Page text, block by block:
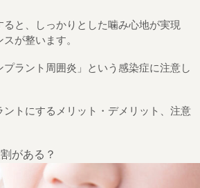
と、しっかりとした噛み心地が実現
が整います。
プラント周囲炎」という感染症に注意し
トにするメリット・デメリット、注意
がある？